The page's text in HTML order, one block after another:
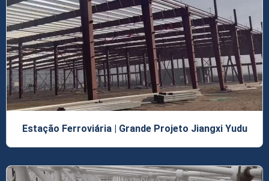
Estação Ferroviária | Grande Projeto Jiangxi Yudu